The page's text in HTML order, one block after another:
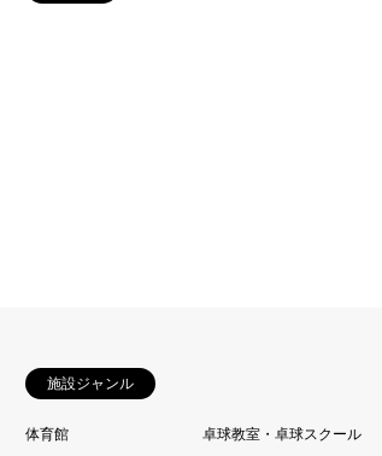
施設ジャンル
体育館 卓球教室・卓球スクール